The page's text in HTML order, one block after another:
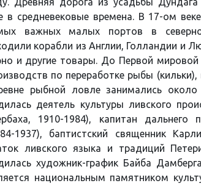
в средневековые времена. В 17-ом
важных малых портов в
корабли из Англии, Голландии и
и другие товары. До Первой
по переработке рыбы
рыбной ловле занимались
деятель культуры ливского
1910-1984), капитан дальнего
1937), баптистский священник
ливского языка и традиций
художник-график Байба
национальным памятником